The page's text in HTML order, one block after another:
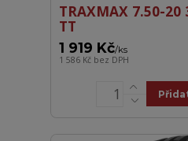
TRAXMAX 7.50-20
TT
1 919 Kč/ks
1 586 Kč bez DPH